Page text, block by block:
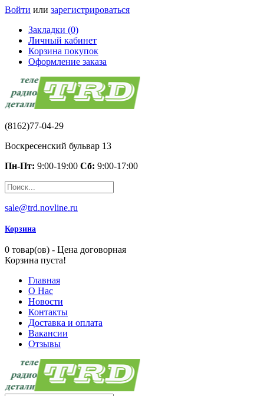
Войти или зарегистрироваться
Закладки (0)
Личный кабинет
Корзина покупок
Оформление заказа
(8162)77-04-29
Воскресенский бульвар 13
Пн-Пт: 9:00-19:00 Сб: 9:00-17:00
sale@trd.novline.ru
Корзина
0 товар(ов) - Цена договорная
Корзина пуста!
Главная
О Нас
Новости
Контакты
Доставка и оплата
Вакансии
Отзывы